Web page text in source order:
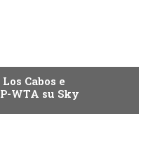
Cabos e
WTA su Sky